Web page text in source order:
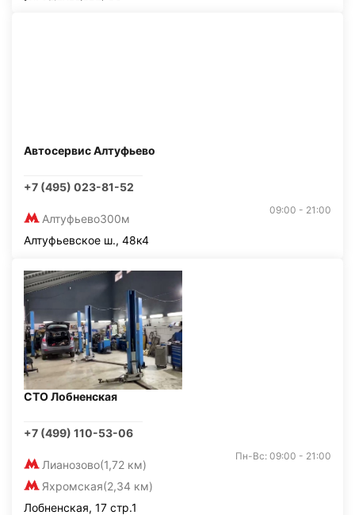
Автосервис Алтуфьево
+7 (495) 023-81-52
Алтуфьево300м
09:00 - 21:00
Алтуфьевское ш., 48к4
СТО Лобненская
+7 (499) 110-53-06
Лианозово(1,72 км)
Яхромская(2,34 км)
Пн-Вс: 09:00 - 21:00
Лобненская, 17 стр.1